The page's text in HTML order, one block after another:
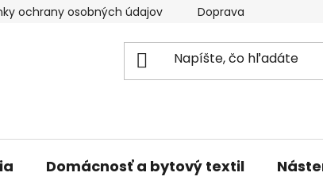
ochrany osobných údajov Doprava a platba
Domácnosť a bytový textil